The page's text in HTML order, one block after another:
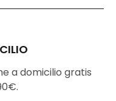
a domicilio gratis